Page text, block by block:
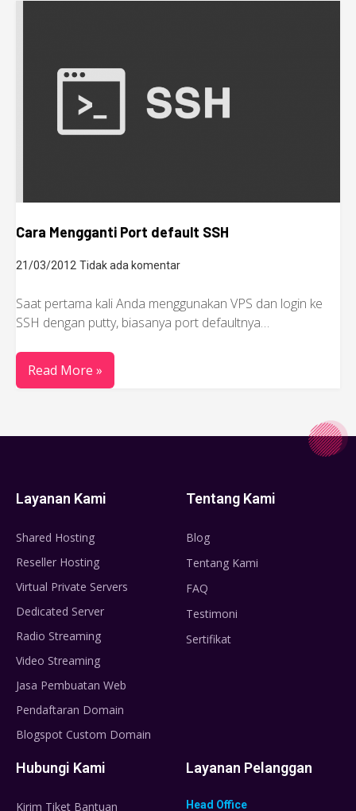
Cara Mengganti Port default SSH
21/03/2012 Tidak ada komentar
Saat pertama kali Anda menggunakan VPS dan login ke
SSH dengan putty, biasanya port defaultnya…
Read More »
Layanan Kami
Shared Hosting
Reseller Hosting
Virtual Private Servers
Dedicated Server
Radio Streaming
Video Streaming
Jasa Pembuatan Web
Pendaftaran Domain
Blogspot Custom Domain
Tentang Kami
Blog
Tentang Kami
FAQ
Testimoni
Sertifikat
Hubungi Kami
Kirim Tiket Bantuan
Layanan Pelanggan
Head Office